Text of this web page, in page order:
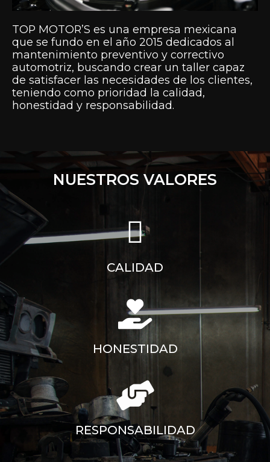
TOP MOTOR’S es una empresa mexicana
que se fundo en el año 2015 dedicados al
mantenimiento preventivo y correctivo
automotriz, buscando crear un taller capaz
de satisfacer las necesidades de los clientes,
teniendo como prioridad la calidad,
honestidad y responsabilidad.
NUESTROS VALORES
CALIDAD
HONESTIDAD
RESPONSABILIDAD